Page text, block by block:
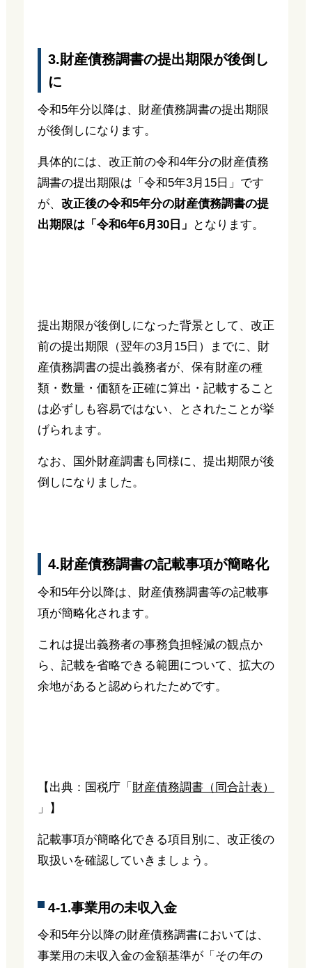
3.財産債務調書の提出期限が後倒し
に
令和5年分以降は、財産債務調書の提出期限
が後倒しになります。
具体的には、改正前の令和4年分の財産債務
調書の提出期限は「令和5年3月15日」です
が、 改正後の令和5年分の財産債務調書の提
出期限は「令和6年6月30日」
となります。
提出期限が後倒しになった背景として、改正
前の提出期限（翌年の3月15日）までに、財
産債務調書の提出義務者が、保有財産の種
類・数量・価額を正確に算出・記載すること
は必ずしも容易ではない、とされたことが挙
げられます。
なお、国外財産調書も同様に、提出期限が後
倒しになりました。
4.財産債務調書の記載事項が簡略化
令和5年分以降は、財産債務調書等の記載事
項が簡略化されます。
これは提出義務者の事務負担軽減の観点か
ら、記載を省略できる範囲について、拡大の
余地があると認められたためです。
【出典：国税庁「 財産債務調書（同合計表）
」】
記載事項が簡略化できる項目別に、改正後の
取扱いを確認していきましょう。
4-1.事業用の未収入金
令和5年分以降の財産債務調書においては、
事業用の未収入金の金額基準が「その年の